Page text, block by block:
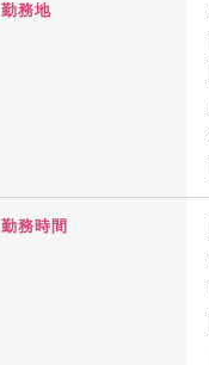
勤務地
勤務時間